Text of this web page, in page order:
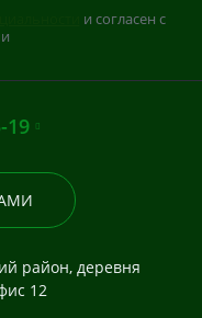
и согласен с
19
район, деревня
12